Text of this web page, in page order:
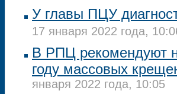
У главы ПЦУ
17 января 2022 года,
В РПЦ рекомендуют
году массовых
января 2022 года, 10:05